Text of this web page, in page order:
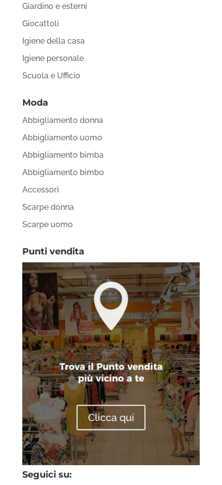
Giardino e esterni
Giocattoli
Igiene della casa
Igiene personale
Scuola e Ufficio
Moda
Abbigliamento donna
Abbigliamento uomo
Abbigliamento bimba
Abbigliamento bimbo
Accessori
Scarpe donna
Scarpe uomo
Punti vendita
Seguici su: